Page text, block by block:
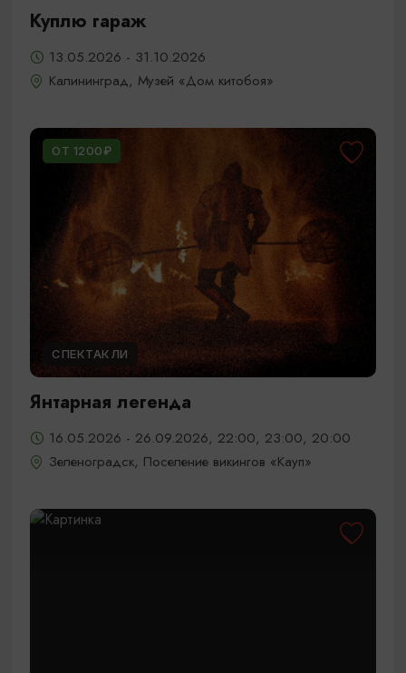
Куплю гараж
13.05.2026 - 31.10.2026
Калининград, Музей «Дом китобоя»
ОТ 1200₽
СПЕКТАКЛИ
Янтарная легенда
16.05.2026 - 26.09.2026, 22:00, 23:00, 20:00
Зеленоградск, Поселение викингов «Кауп»